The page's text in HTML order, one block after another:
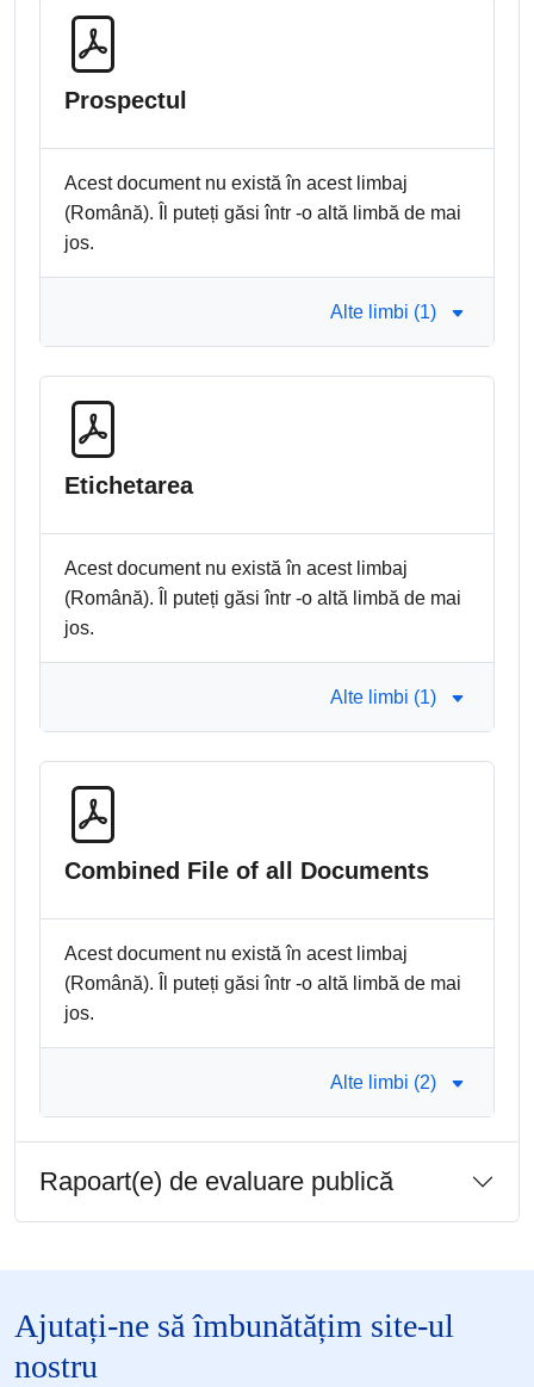
Prospectul
Acest document nu există în acest limbaj
(Română). Îl puteți găsi într -o altă limbă de mai
jos.
Alte limbi (1)
Etichetarea
Acest document nu există în acest limbaj
(Română). Îl puteți găsi într -o altă limbă de mai
jos.
Alte limbi (1)
Combined File of all Documents
Acest document nu există în acest limbaj
(Română). Îl puteți găsi într -o altă limbă de mai
jos.
Alte limbi (2)
Rapoart(e) de evaluare publică
Ajutați-ne să îmbunătățim site-ul
nostru